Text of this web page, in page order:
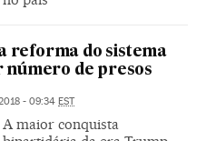
reforma do sistema
número de presos
- 09:34 EST
A maior conquista